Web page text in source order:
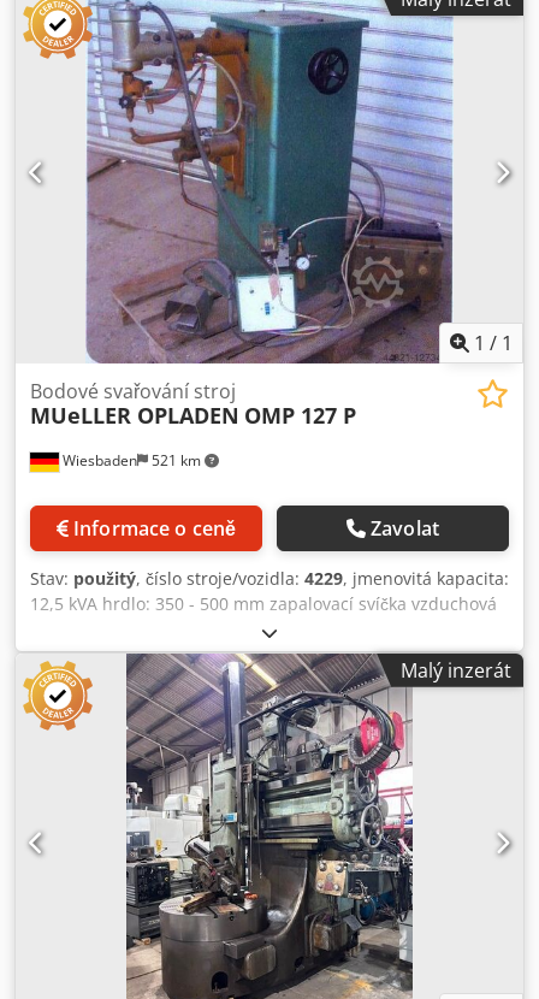
Velký balík kamenů a flanšů Výška středu: 316 mm Průměr
broušení Ø: 632mm Délka broušení: 3000mm Rozměr
brusného kamene: 800 x 305 x 105mm Otáčky brusného
kamene: 1000 ot/min Otáčení stolu: 9,1 Chladicí systém:
Ano Filtr: Ano CNC obtahovačka KW se Siemens 840D nová
v roce 2002 Měřicí váhy HeidenHain Servomotory Siemens
Broušení klikového hřídele a vnější broušení Velká stabilní
opěrná sada Velký balík kamenů a flanší Délka: 10100 mm
Dkedpem Twz Ajfx Ad Ier Šířka: 2600 mm Výška: 2300 mm
Hmotnost: 15000 kg
1 / 1
Wiesbaden 521 km
Bodové svařování stroj
MUeLLER OPLADEN OMP 127 P
Informace o ceně Zavolat
Stav: použitý, číslo stroje/vozidla: 4229, jmenovitá kapacita:
12,5 kVA hrdlo: 350 - 500 mm zapalovací svíčka vzduchová
mezera: 120 mm svařovací kapacita ocel: 8 mm elektrické
připojení: 380 V kW potřeba místa: 400 x 1000 x 1150 mm
hmotnost: ca. 190 kg Dedpfxobh Nxrs Ad Iskr Malý inzerát